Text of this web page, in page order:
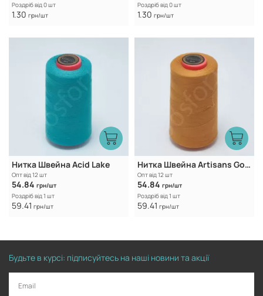
Роздріб від 0 шт
1.30 грн/шт
Роздріб від 0 шт
1.30 грн/шт
Нитка Швейна Acid Lake
Опт від 12 шт
54.84 грн/шт
Роздріб від 1 шт
59.41 грн/шт
Нитка Швейна Artisans Gold
Опт від 12 шт
54.84 грн/шт
Роздріб від 1 шт
59.41 грн/шт
Будьте в курсі: підписуйтесь на наші новини та акції